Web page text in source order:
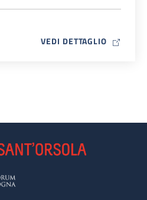
VEDI DETTAGLIO MAP ICON